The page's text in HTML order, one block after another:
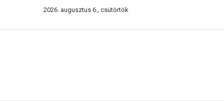
2026. augusztus 6., csütörtök